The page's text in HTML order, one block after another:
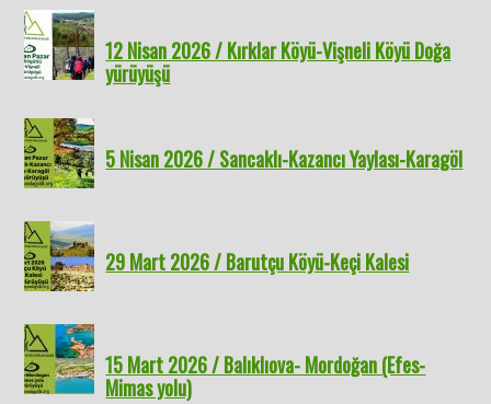
12 Nisan 2026 / Kırklar Köyü-Vişneli Köyü Doğa
yürüyüşü
5 Nisan 2026 / Sancaklı-Kazancı Yaylası-Karagöl
29 Mart 2026 / Barutçu Köyü-Keçi Kalesi
15 Mart 2026 / Balıklıova- Mordoğan (Efes-
Mimas yolu)